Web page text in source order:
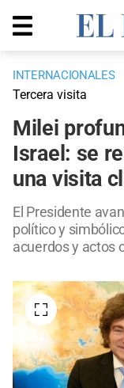
INTERNACIONALES
Tercera visita
Milei
Israel: se
una visita
El Presidente
político y
acuerdos y actos